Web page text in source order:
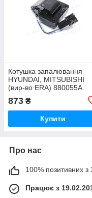
Котушка запалювання
HYUNDAI, MITSUBISHI
(вир-во ERA) 880055A
873 ₴
Купити
Про нас
100% позитивних з
Працює з